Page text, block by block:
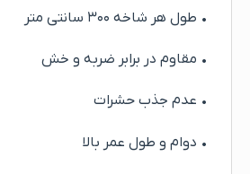
• طول هر شاخه ۳۰۰ سانتی متر
• مقاوم در برابر ضربه و خش
• عدم جذب حشرات
• دوام و طول عمر بالا